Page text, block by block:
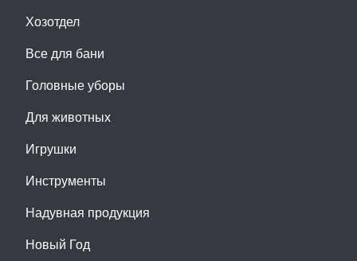
Хозотдел
Все для бани
Головные уборы
Для животных
Игрушки
Инструменты
Надувная продукция
Новый Год